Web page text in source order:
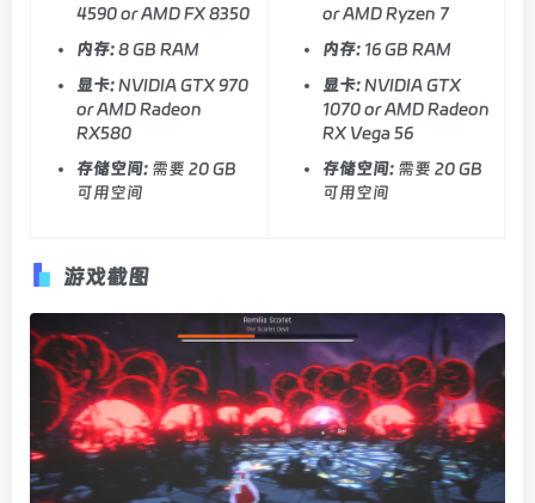
4590 or AMD FX 8350
内存:8 GB RAM
显卡:NVIDIA GTX 970
or AMD Radeon
RX580
存储空间: 需要 20 GB
可用空间
or AMD Ryzen 7
内存: 16 GB RAM
显卡:NVIDIA GTX
1070 or AMD Radeon
RX Vega 56
存储空间: 需要 20 GB
可用空间
游戏截图